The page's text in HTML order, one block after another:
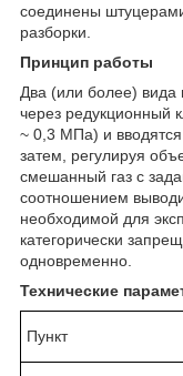
соединены
разборки.
Принцип работы
Два (или более) вида
через редукционный
~ 0,3 МПа) и
затем, регулируя
смешанный газ с
соотношением
необходимой для
категорически
одновременно.
Технические
Пункт